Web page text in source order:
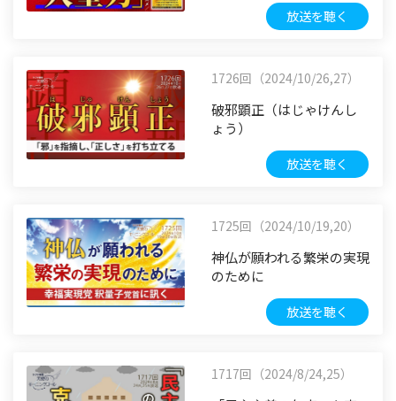
放送を聴く
1726回（2024/10/26,27）
破邪顕正（はじゃけんし
ょう）
放送を聴く
1725回（2024/10/19,20）
神仏が願われる繁栄の実現
のために
放送を聴く
1717回（2024/8/24,25）